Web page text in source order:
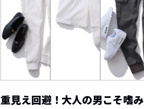
重見え回避！大人の男こそ嗜み